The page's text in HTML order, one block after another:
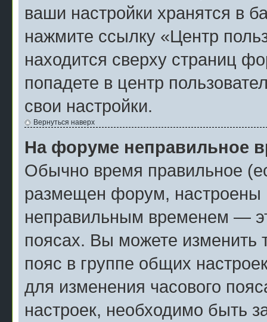
ваши настройки хранятся в
нажмите ссылку «Центр
находится сверху страниц
попадете в центр
свои настройки.
Вернуться наверх
На форуме неправильное
Обычно время правильное
размещен форум, настроены
неправильным временем —
поясах. Вы можете изменить
пояс в группе общих
для изменения часового
настроек, необходимо быть